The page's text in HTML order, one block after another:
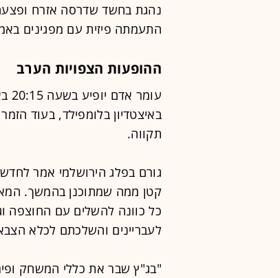
נהגת בחשד שדרסה אזרח
התעמתה פיזית עם מפגינים
ההופעות הצפויות הערב
תקווה.
קטן ממה שמתוכנן בהמשך.
כל כוונה להשלים עם החוצפה
לעבריינים והשלכתם לכלא
"בג"ץ שבר את כללי המשחק